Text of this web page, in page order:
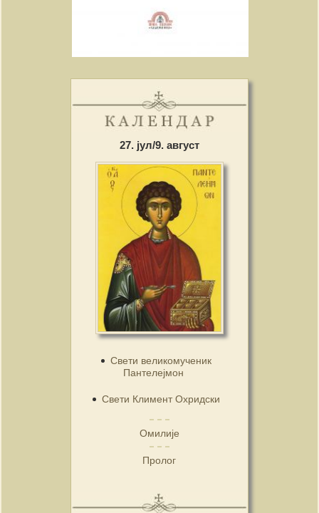
27. јул/9. август
Свети великомученик
Пантелејмон
Свети Климент Охридски
Омилије
Пролог